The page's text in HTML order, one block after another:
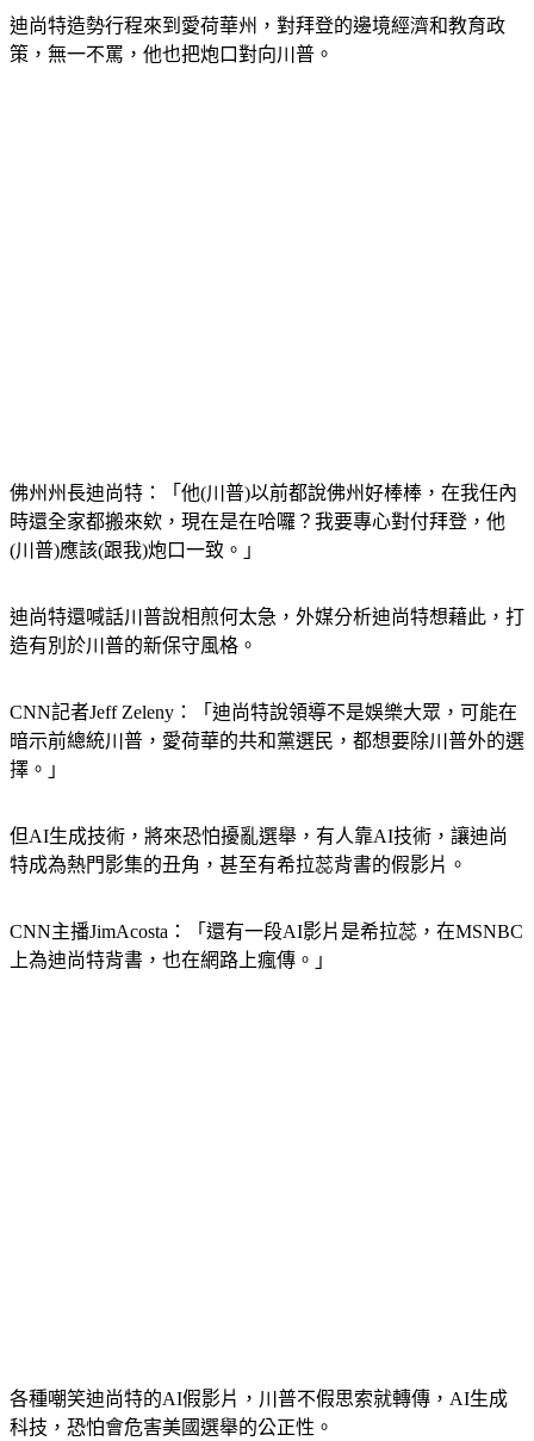
迪尚特造勢行程來到愛荷華州，對拜登的邊境經濟和教育政
策，無一不罵，他也把炮口對向川普。
佛州州長迪尚特：「他(川普)以前都說佛州好棒棒，在我任內
時還全家都搬來欸，現在是在哈囉？我要專心對付拜登，他
(川普)應該(跟我)炮口一致。」
迪尚特還喊話川普說相煎何太急，外媒分析迪尚特想藉此，打
造有別於川普的新保守風格。
CNN記者Jeff Zeleny：「迪尚特說領導不是娛樂大眾，可能在
暗示前總統川普，愛荷華的共和黨選民，都想要除川普外的選
擇。」
但AI生成技術，將來恐怕擾亂選舉，有人靠AI技術，讓迪尚
特成為熱門影集的丑角，甚至有希拉蕊背書的假影片。
CNN主播JimAcosta：「還有一段AI影片是希拉蕊，在MSNBC
上為迪尚特背書，也在網路上瘋傳。」
各種嘲笑迪尚特的AI假影片，川普不假思索就轉傳，AI生成
科技，恐怕會危害美國選舉的公正性。